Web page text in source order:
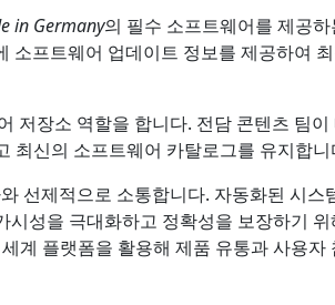
in Germany의 필수 소프트웨어를 제공하
프트웨어 업데이트 정보를 제공하여
저장소 역할을 합니다. 전담 콘텐츠 팀이
최신의 소프트웨어 카탈로그를 유지합니
선제적으로 소통합니다. 자동화된 시스
성을 극대화하고 정확성을 보장하기 위
계 플랫폼을 활용해 제품 유통과 사용자